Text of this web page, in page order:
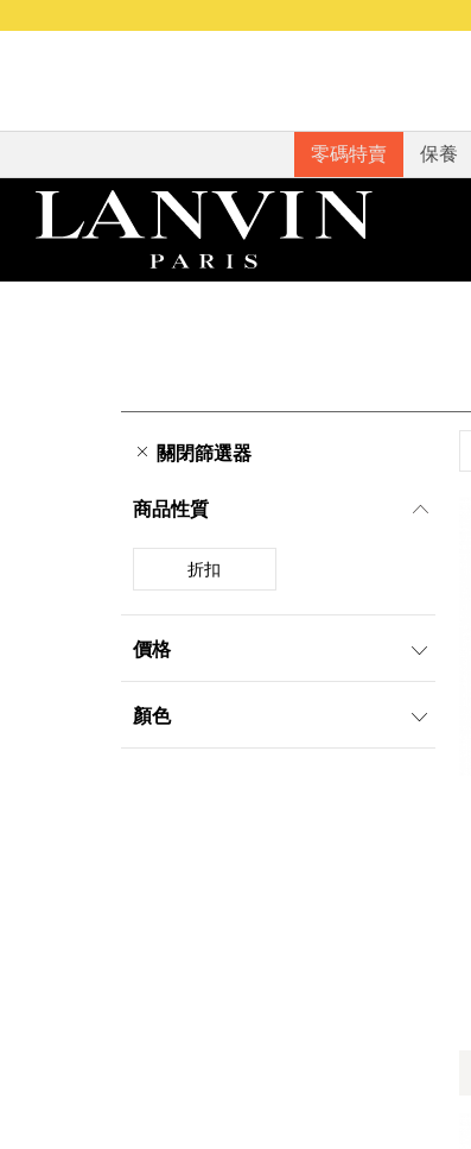
零碼特賣 保養
關閉篩選器
商品性質
折扣
價格
1000元-1999元
顏色